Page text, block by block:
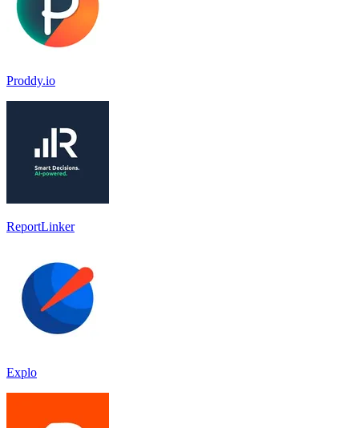
Proddy.io
ReportLinker
Explo